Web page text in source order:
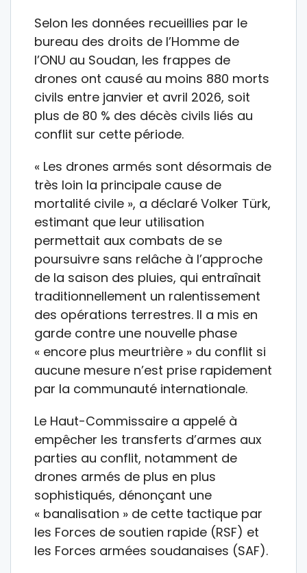
Selon les données recueillies par le
bureau des droits de l’Homme de
l’ONU au Soudan, les frappes de
drones ont causé au moins 880 morts
civils entre janvier et avril 2026, soit
plus de 80 % des décès civils liés au
conflit sur cette période.
« Les drones armés sont désormais de
très loin la principale cause de
mortalité civile », a déclaré Volker Türk,
estimant que leur utilisation
permettait aux combats de se
poursuivre sans relâche à l’approche
de la saison des pluies, qui entraînait
traditionnellement un ralentissement
des opérations terrestres. Il a mis en
garde contre une nouvelle phase
« encore plus meurtrière » du conflit si
aucune mesure n’est prise rapidement
par la communauté internationale.
Le Haut-Commissaire a appelé à
empêcher les transferts d’armes aux
parties au conflit, notamment de
drones armés de plus en plus
sophistiqués, dénonçant une
« banalisation » de cette tactique par
les Forces de soutien rapide (RSF) et
les Forces armées soudanaises (SAF).